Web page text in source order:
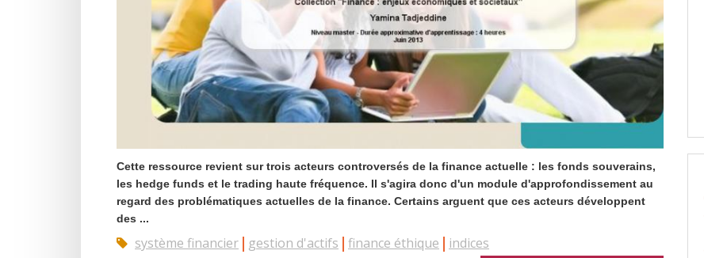
Cette ressource revient sur trois acteurs controversés de la finance actuelle : les fonds souverains,
les hedge funds et le trading haute fréquence. Il s'agira donc d'un module d'approfondissement au
regard des problématiques actuelles de la finance. Certains arguent que ces acteurs développent
des ...
système financier gestion d'actifs finance éthique
indices